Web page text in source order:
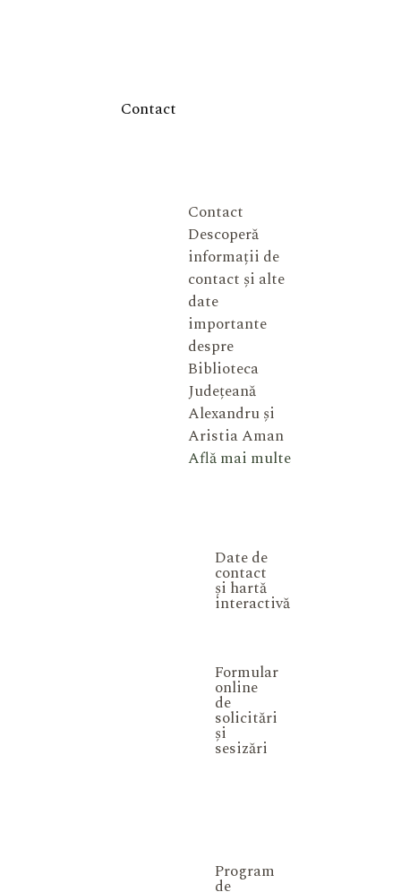
Contact
Contact
Descoperă
informații de
contact și alte
date
importante
despre
Biblioteca
Județeană
Alexandru și
Aristia Aman
Află mai multe
Date de
contact
și hartă
interactivă
Formular
online
de
solicitări
și
sesizări
Program
de